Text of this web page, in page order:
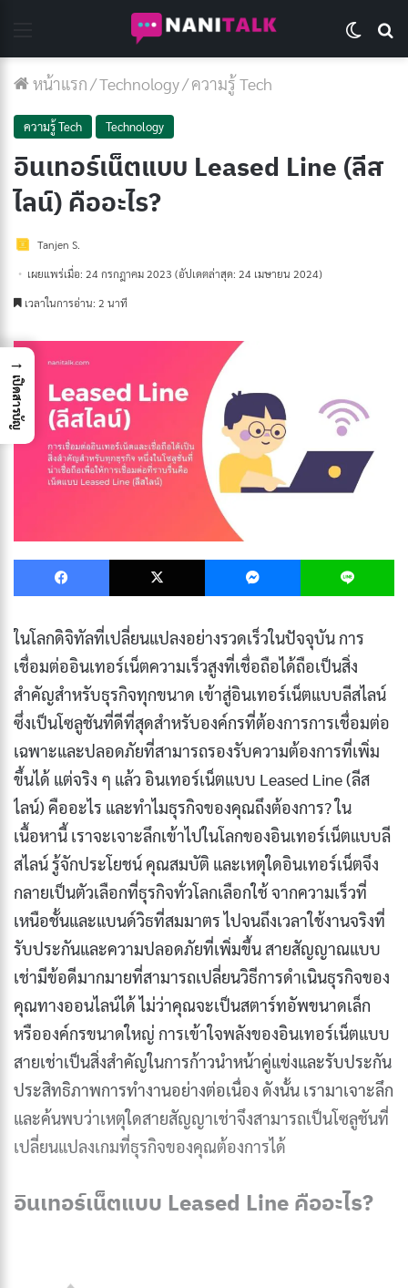
หน้าแรก/Technology/ความรู้ Tech
ความรู้ Tech Technology
อินเทอร์เน็ตแบบ Leased Line (ลีส
ไลน์) คืออะไร?
Tanjen S.
เผยแพร่เมื่อ: 24 กรกฎาคม 2023 (อัปเดตล่าสุด: 24 เมษายน 2024)
เวลาในการอ่าน: 2 นาที
Facebook X Messenger
ในโลกดิจิทัลที่เปลี่ยนแปลงอย่างรวดเร็วในปัจจุบัน การ
เชื่อมต่ออินเทอร์เน็ตความเร็วสูงที่เชื่อถือได้ถือเป็นสิ่ง
สำคัญสำหรับธุรกิจทุกขนาด เข้าสู่อินเทอร์เน็ตแบบลีสไลน์
ซึ่งเป็นโซลูชันที่ดีที่สุดสำหรับองค์กรที่ต้องการการเชื่อมต่อ
เฉพาะและปลอดภัยที่สามารถรองรับความต้องการที่เพิ่ม
ขึ้นได้ แต่จริง ๆ แล้ว อินเทอร์เน็ตแบบ Leased Line (ลีส
ไลน์) คืออะไร และทำไมธุรกิจของคุณถึงต้องการ? ใน
เนื้อหานี้ เราจะเจาะลึกเข้าไปในโลกของอินเทอร์เน็ตแบบลี
สไลน์ รู้จักประโยชน์ คุณสมบัติ และเหตุใดอินเทอร์เน็ตจึง
กลายเป็นตัวเลือกที่ธุรกิจทั่วโลกเลือกใช้ จากความเร็วที่
เหนือชั้นและแบนด์วิธที่สมมาตร ไปจนถึงเวลาใช้งานจริงที่
รับประกันและความปลอดภัยที่เพิ่มขึ้น สายสัญญาณแบบ
เช่ามีข้อดีมากมายที่สามารถเปลี่ยนวิธีการดำเนินธุรกิจของ
คุณทางออนไลน์ได้ ไม่ว่าคุณจะเป็นสตาร์ทอัพขนาดเล็ก
หรือองค์กรขนาดใหญ่ การเข้าใจพลังของอินเทอร์เน็ตแบบ
สายเช่าเป็นสิ่งสำคัญในการก้าวนำหน้าคู่แข่งและรับประกัน
ประสิทธิภาพการทำงานอย่างต่อเนื่อง ดังนั้น เรามาเจาะลึก
และค้นพบว่าเหตุใดสายสัญญาเช่าจึงสามารถเป็นโซลูชันที่
เปลี่ยนแปลงเกมที่ธุรกิจของคุณต้องการได้
อินเทอร์เน็ตแบบ Leased Line คืออะไร?
→
เปิดสารบัญ